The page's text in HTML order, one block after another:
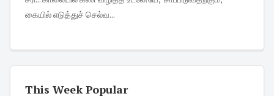
கையில் எடுத்துச் செல்வ...
This Week Popular